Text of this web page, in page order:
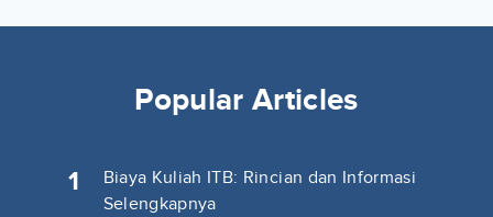
Popular Articles
1
Biaya Kuliah ITB: Rincian dan Informasi
Selengkapnya